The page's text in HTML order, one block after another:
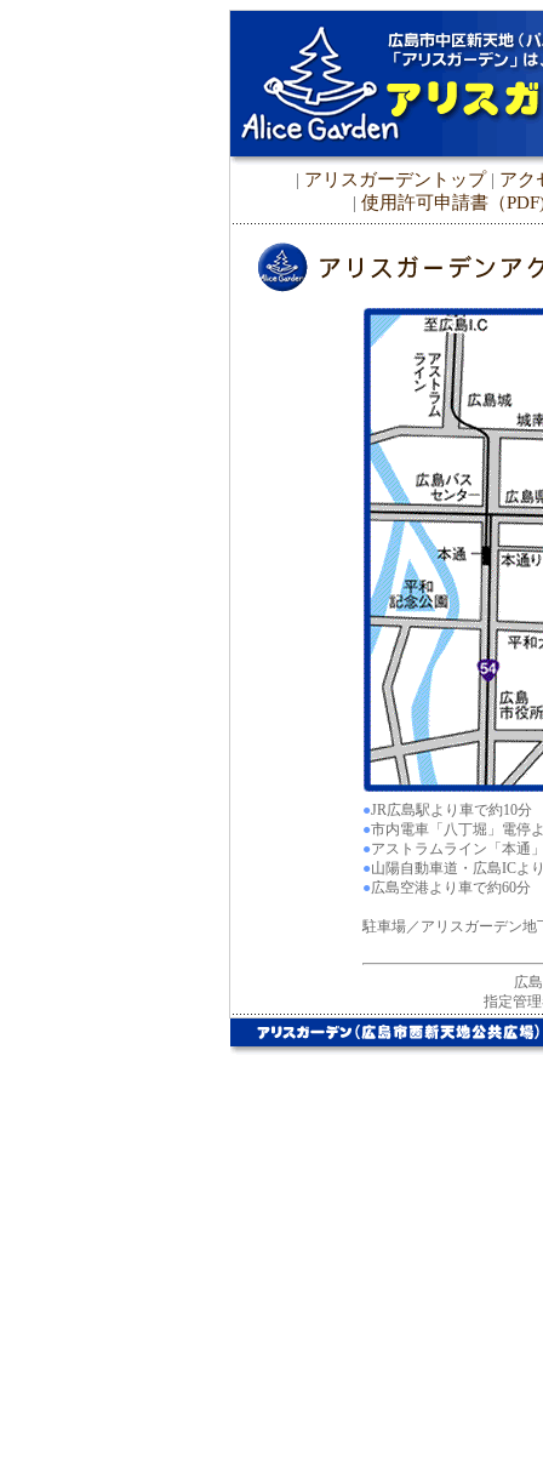
| アリスガーデントップ| アク
| 使用許可申請書（
●JR広島駅より車で約10分
●市内電車「八丁堀」電停
●アストラムライン「本通
●山陽自動車道・広島ICよ
●広島空港より車で約60分
駐車場／アリスガーデン地
広
指定管